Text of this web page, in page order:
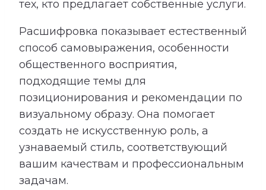
тех, кто предлагает собственные услуги.
Расшифровка показывает естественный
способ самовыражения, особенности
общественного восприятия,
подходящие темы для
позиционирования и рекомендации по
визуальному образу. Она помогает
создать не искусственную роль, а
узнаваемый стиль, соответствующий
вашим качествам и профессиональным
задачам.